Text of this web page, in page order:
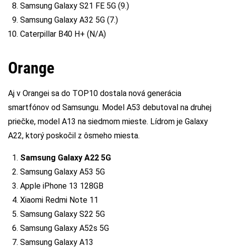
Samsung Galaxy S21 FE 5G (9.)
Samsung Galaxy A32 5G (7.)
Caterpillar B40 H+ (N/A)
Orange
Aj v Orangei sa do TOP10 dostala nová generácia
smartfónov od Samsungu. Model A53 debutoval na druhej
priečke, model A13 na siedmom mieste. Lídrom je Galaxy
A22, ktorý poskočil z ôsmeho miesta.
Samsung Galaxy A22 5G
Samsung Galaxy A53 5G
Apple iPhone 13 128GB
Xiaomi Redmi Note 11
Samsung Galaxy S22 5G
Samsung Galaxy A52s 5G
Samsung Galaxy A13